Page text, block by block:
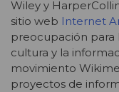
Wiley y
sitio web Internet
preocupación para
cultura y la
movimiento
proyectos de